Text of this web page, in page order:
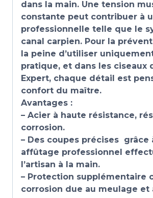
dans la main. Une tension
constante peut contribuer à
professionnelle telle que le
canal carpien. Pour la
la peine d’utiliser
pratique, et dans les ciseaux
Expert, chaque détail est
confort du maître.
Avantages :
– Acier à haute résistance,
corrosion.
– Des coupes précises grâce
affûtage professionnel
l’artisan à la main.
– Protection supplémentaire
corrosion due au meulage et